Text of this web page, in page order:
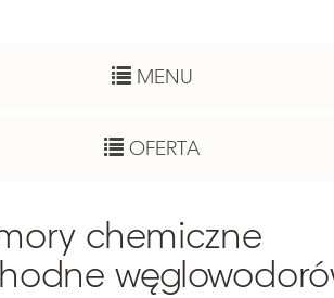
MENU
OFERTA
chemiczne